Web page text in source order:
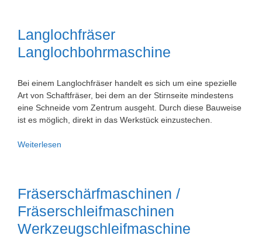
Langlochfräser
Langlochbohrmaschine
Bei einem Langlochfräser handelt es sich um eine spezielle
Art von Schaftfräser, bei dem an der Stirnseite mindestens
eine Schneide vom Zentrum ausgeht. Durch diese Bauweise
ist es möglich, direkt in das Werkstück einzustechen.
Weiterlesen
Fräserschärfmaschinen /
Fräserschleifmaschinen
Werkzeugschleifmaschine